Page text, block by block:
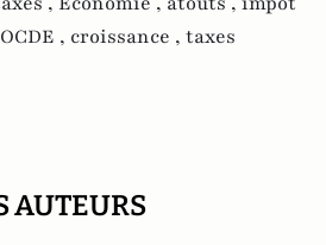
OCDE , croissance , taxes
AUTEURS